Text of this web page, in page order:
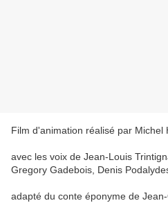
Film d'animation réalisé par Michel
avec les voix de Jean-Louis
Gregory Gadebois, Denis
adapté du conte éponyme de